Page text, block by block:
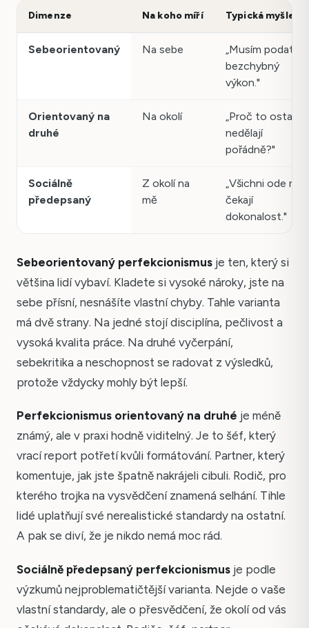
Dimenze Na koho míří Typická
Sebeorientovaný Na sebe
„Musím podat
bezchybný
výkon."
Orientovaný na
druhé
Na okolí
„Proč to ostatní
nedělají
pořádně?"
Sociálně
předepsaný
Z okolí na
mě
„Všichni ode mě
čekají
dokonalost."
Sebeorientovaný perfekcionismus je ten, který si
většina lidí vybaví. Kladete si vysoké nároky, jste na
sebe přísní, nesnášíte vlastní chyby. Tahle varianta
má dvě strany. Na jedné stojí disciplína, pečlivost a
vysoká kvalita práce. Na druhé vyčerpání,
sebekritika a neschopnost se radovat z výsledků,
protože vždycky mohly být lepší.
Perfekcionismus orientovaný na druhé je méně
známý, ale v praxi hodně viditelný. Je to šéf, který
vrací report potřetí kvůli formátování. Partner, který
komentuje, jak jste špatně nakrájeli cibuli. Rodič, pro
kterého trojka na vysvědčení znamená selhání. Tihle
lidé uplatňují své nerealistické standardy na ostatní.
A pak se diví, že je nikdo nemá moc rád.
Sociálně předepsaný perfekcionismus je podle
výzkumů nejproblematičtější varianta. Nejde o vaše
vlastní standardy, ale o přesvědčení, že okolí od vás